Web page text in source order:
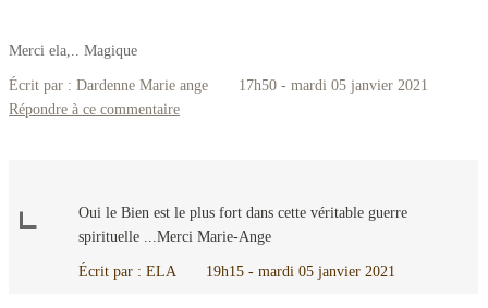
Merci ela,.. Magique
Écrit par :Dardenne Marie ange 17h50- mardi 05 janvier 2021
Répondre à ce commentaire
Oui le Bien est le plus fort dans cette véritable guerre
spirituelle ...Merci Marie-Ange
Écrit par : ELA 19h15 -mardi 05 janvier 2021